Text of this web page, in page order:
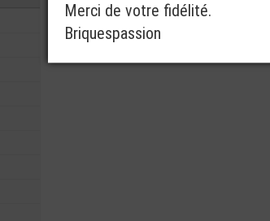
Merci de votre fidélité.
Briquespassion